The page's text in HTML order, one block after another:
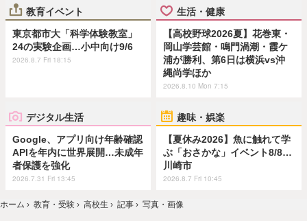
教育イベント
東京都市大「科学体験教室」
24の実験企画…小中向け9/6
2026.8.7 Fri 18:15
生活・健康
【高校野球2026夏】花巻東・
岡山学芸館・鳴門渦潮・霞ケ
浦が勝利、第6日は横浜vs沖
縄尚学ほか
2026.8.10 Mon 7:15
デジタル生活
Google、アプリ向け年齢確認
APIを年内に世界展開…未成年
者保護を強化
2026.7.31 Fri 13:45
趣味・娯楽
【夏休み2026】魚に触れて学
ぶ「おさかな」イベント8/8…
川崎市
2026.8.7 Fri 10:45
ホーム › 教育・受験 › 高校生 › 記事 › 写真・画像